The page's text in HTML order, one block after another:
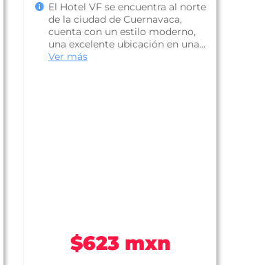
El Hotel VF se encuentra al norte
de la ciudad de Cuernavaca,
cuenta con un estilo moderno,
una excelente ubicación en una...
Ver más
$623 mxn